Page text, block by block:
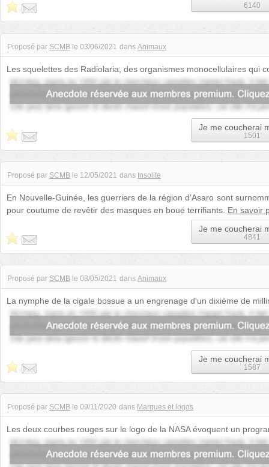
6140
Proposé par SCMB le 03/06/2021 dans Animaux
Les squelettes des Radiolaria, des organismes monocellulaires qui
formes parfaitement g...
Je me coucherai
1501
Proposé par SCMB le 12/05/2021 dans Insolite
En Nouvelle-Guinée, les guerriers de la région d’Asaro sont
pour coutume de revêtir des masques en boue terrifiants. En savoir
Je me coucherai
4841
Proposé par SCMB le 08/05/2021 dans Animaux
La nymphe de la cigale bossue a un engrenage d'un dixième de
synchronisation des pattes postéri...
Je me coucherai
1587
Proposé par SCMB le 09/11/2020 dans Marques et logos
Les deux courbes rouges sur le logo de la NASA évoquent un
50. Il s'agissait d'un modè...